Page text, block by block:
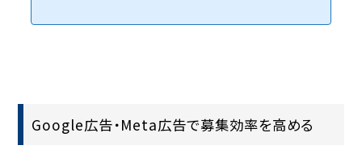
課題・悩みを解決することができました。WEB戦略によって大きく変える
Google広告・Meta広告で募集効率を高める